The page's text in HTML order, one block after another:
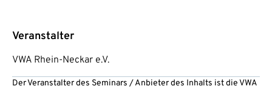
Veranstalter
VWA Rhein-Neckar e.V.
Der Veranstalter des Seminars / Anbieter des Inhalts ist die VWA